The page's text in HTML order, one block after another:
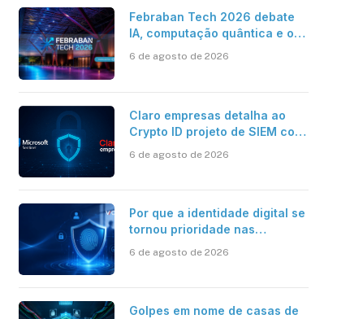
Febraban Tech 2026 debate
IA, computação quântica e os
bancária
6 de agosto de 2026
Claro empresas detalha ao
Crypto ID projeto de SIEM com
resposta automatizada
6 de agosto de 2026
Por que a identidade digital se
tornou prioridade nas
6 de agosto de 2026
Golpes em nome de casas de